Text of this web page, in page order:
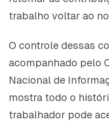
trabalho voltar ao
O controle dessas
acompanhado pelo
Nacional de
mostra todo o
trabalhador pode